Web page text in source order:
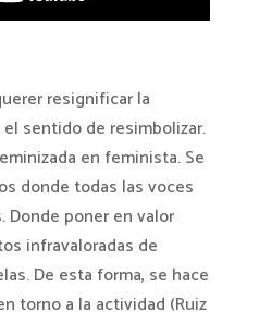
resignificar la
sentido de resimbolizar.
en feminista. Se
donde todas las voces
Donde poner en valor
infravaloradas de
De esta forma, se hace
torno a la actividad (Ruiz